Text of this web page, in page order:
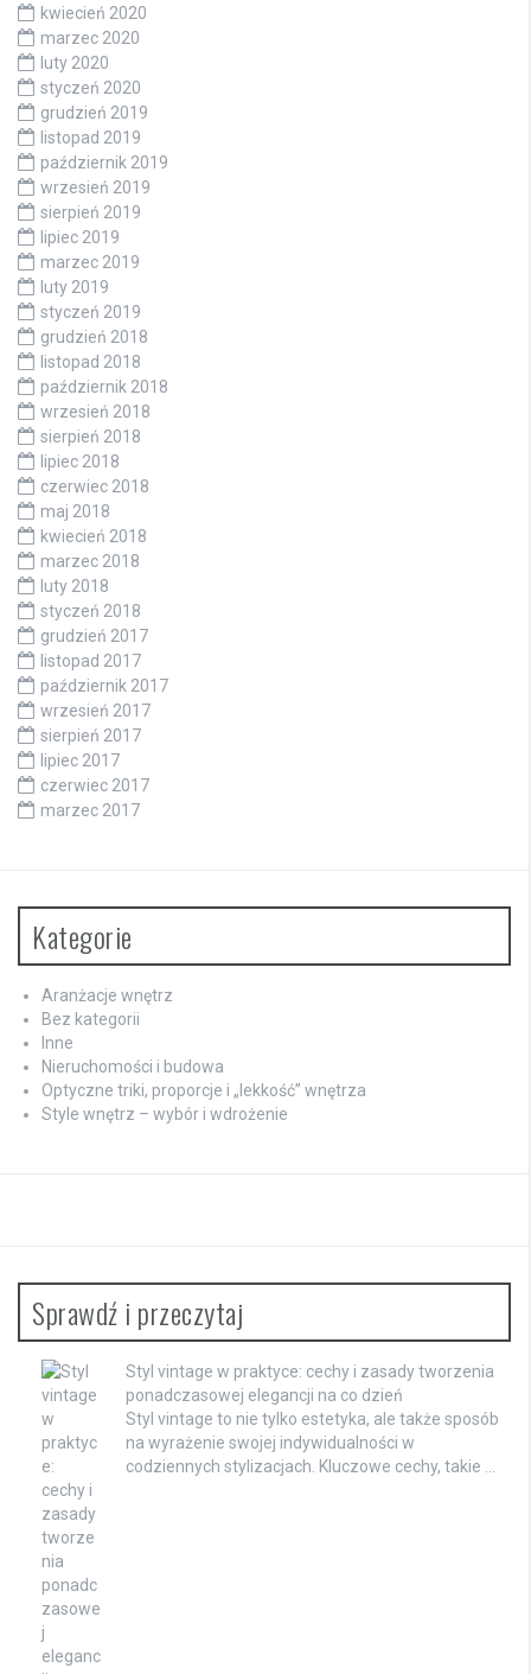
kwiecień 2020
marzec 2020
luty 2020
styczeń 2020
grudzień 2019
listopad 2019
październik 2019
wrzesień 2019
sierpień 2019
lipiec 2019
marzec 2019
luty 2019
styczeń 2019
grudzień 2018
listopad 2018
październik 2018
wrzesień 2018
sierpień 2018
lipiec 2018
czerwiec 2018
maj 2018
kwiecień 2018
marzec 2018
luty 2018
styczeń 2018
grudzień 2017
listopad 2017
październik 2017
wrzesień 2017
sierpień 2017
lipiec 2017
czerwiec 2017
marzec 2017
Kategorie
Aranżacje wnętrz
Bez kategorii
Inne
Nieruchomości i budowa
Optyczne triki, proporcje i „lekkość” wnętrza
Style wnętrz – wybór i wdrożenie
Sprawdź i przeczytaj
Styl vintage w praktyce: cechy i zasady tworzenia
ponadczasowej elegancji na co dzień
Styl vintage to nie tylko estetyka, ale także sposób
na wyrażenie swojej indywidualności w
codziennych stylizacjach. Kluczowe cechy, takie …